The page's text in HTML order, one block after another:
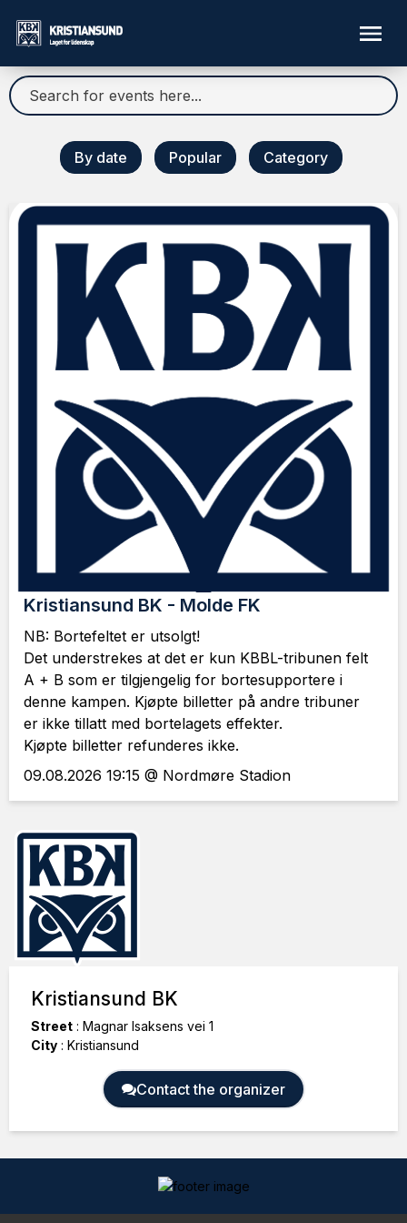
By date Popular Category
Kristiansund BK - Molde FK
NB: Bortefeltet er utsolgt!
Det understrekes at det er kun KBBL-tribunen felt
A + B som er tilgjengelig for bortesupportere i
denne kampen. Kjøpte billetter på andre tribuner
er ikke tillatt med bortelagets effekter.
Kjøpte billetter refunderes ikke.
09.08.2026 19:15 @ Nordmøre Stadion
Kristiansund BK
Street : Magnar Isaksens vei 1
City : Kristiansund
Contact the organizer